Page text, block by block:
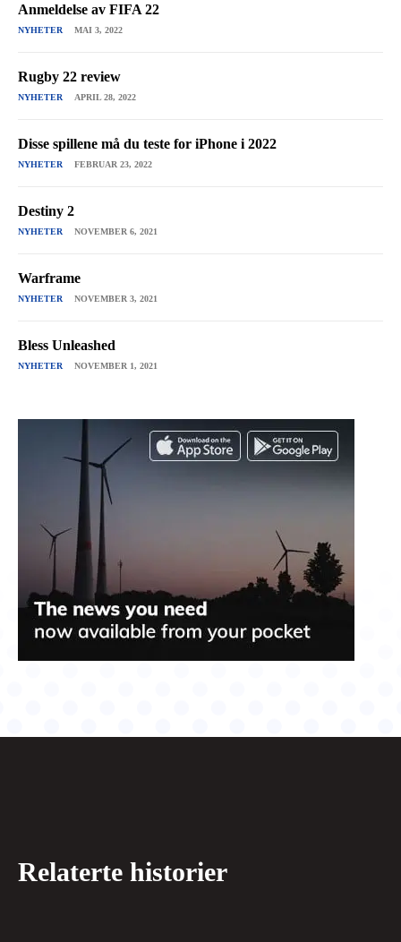
Anmeldelse av FIFA 22
NYHETER MAI 3, 2022
Rugby 22 review
NYHETER APRIL 28, 2022
Disse spillene må du teste for iPhone i 2022
NYHETER FEBRUAR 23, 2022
Destiny 2
NYHETER NOVEMBER 6, 2021
Warframe
NYHETER NOVEMBER 3, 2021
Bless Unleashed
NYHETER NOVEMBER 1, 2021
Relaterte historier